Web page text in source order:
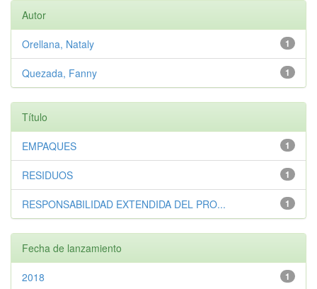
Autor
1
Orellana, Nataly
1
Quezada, Fanny
Título
1
EMPAQUES
1
RESIDUOS
1
RESPONSABILIDAD EXTENDIDA DEL PRO...
Fecha de lanzamiento
1
2018